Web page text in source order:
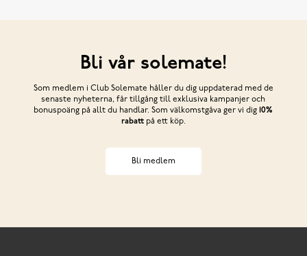
Bli vår solemate!
Som medlem i Club Solemate håller du dig uppdaterad med de
senaste nyheterna, får tillgång till exklusiva kampanjer och
bonuspoäng på allt du handlar. Som välkomstgåva ger vi dig 10%
rabattpå ett köp.
Bli medlem